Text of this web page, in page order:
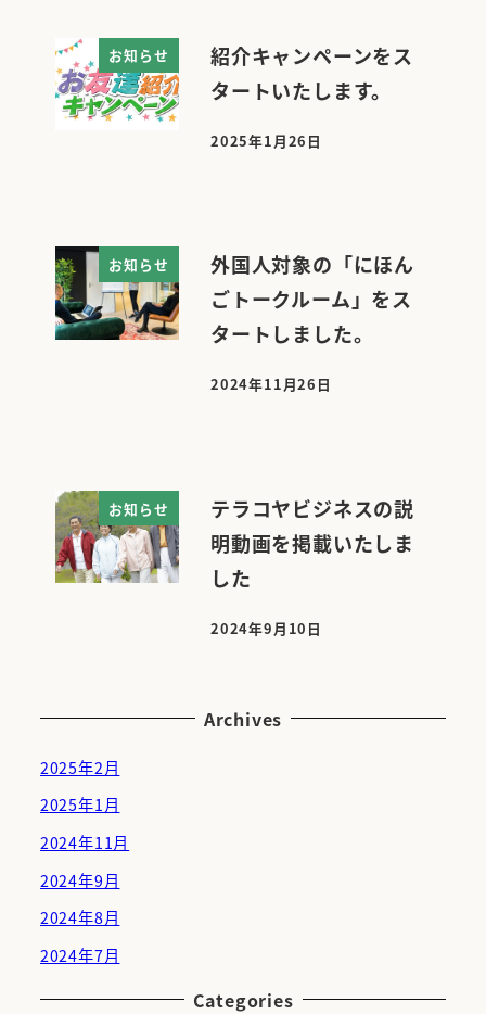
お知らせ
紹介キャンペーンをス
タートいたします。
投稿日
2025年1月26日
お知らせ
外国人対象の「にほん
ごトークルーム」をス
タートしました。
投稿日
2024年11月26日
お知らせ
テラコヤビジネスの説
明動画を掲載いたしま
した
投稿日
2024年9月10日
Archives
2025年2月
2025年1月
2024年11月
2024年9月
2024年8月
2024年7月
Categories